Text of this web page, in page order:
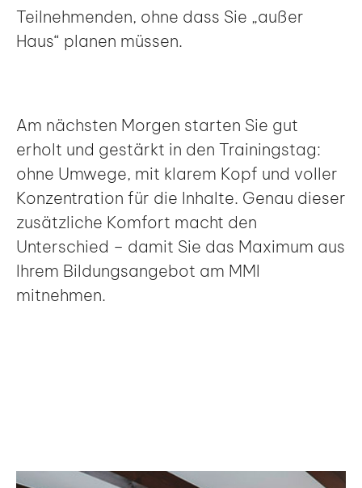
Teilnehmenden, ohne dass Sie „außer
Haus“ planen müssen.
Am nächsten Morgen starten Sie gut
erholt und gestärkt in den Trainingstag:
ohne Umwege, mit klarem Kopf und voller
Konzentration für die Inhalte. Genau dieser
zusätzliche Komfort macht den
Unterschied – damit Sie das Maximum aus
Ihrem Bildungsangebot am MMI
mitnehmen.